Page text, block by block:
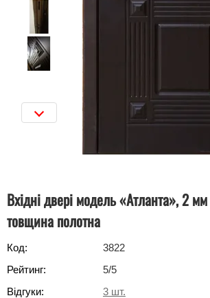
Вхідні двері модель «Атланта», 2
товщина полотна
Код:
3822
Рейтинг:
5/5
Відгуки:
3 шт.